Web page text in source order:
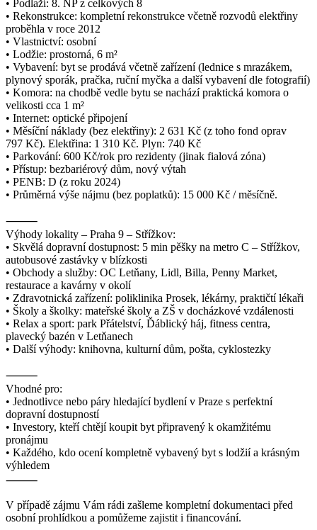
• Podlaží: 8. NP z celkových 8
• Rekonstrukce: kompletní rekonstrukce včetně rozvodů elektřiny
proběhla v roce 2012
• Vlastnictví: osobní
• Lodžie: prostorná, 6 m²
• Vybavení: byt se prodává včetně zařízení (lednice s mrazákem,
plynový sporák, pračka, ruční myčka a další vybavení dle fotografií)
• Komora: na chodbě vedle bytu se nachází praktická komora o
velikosti cca 1 m²
• Internet: optické připojení
• Měsíční náklady (bez elektřiny): 2 631 Kč (z toho fond oprav
797 Kč). Elektřina: 1 310 Kč. Plyn: 740 Kč
• Parkování: 600 Kč/rok pro rezidenty (jinak fialová zóna)
• Přístup: bezbariérový dům, nový výtah
• PENB: D (z roku 2024)
• Průměrná výše nájmu (bez poplatků): 15 000 Kč / měsíčně.
⸻
Výhody lokality – Praha 9 – Střížkov:
• Skvělá dopravní dostupnost: 5 min pěšky na metro C – Střížkov,
autobusové zastávky v blízkosti
• Obchody a služby: OC Letňany, Lidl, Billa, Penny Market,
restaurace a kavárny v okolí
• Zdravotnická zařízení: poliklinika Prosek, lékárny, praktičtí lékaři
• Školy a školky: mateřské školy a ZŠ v docházkové vzdálenosti
• Relax a sport: park Přátelství, Ďáblický háj, fitness centra,
plavecký bazén v Letňanech
• Další výhody: knihovna, kulturní dům, pošta, cyklostezky
⸻
Vhodné pro:
• Jednotlivce nebo páry hledající bydlení v Praze s perfektní
dopravní dostupností
• Investory, kteří chtějí koupit byt připravený k okamžitému
pronájmu
• Každého, kdo ocení kompletně vybavený byt s lodžií a krásným
výhledem
⸻
V případě zájmu Vám rádi zašleme kompletní dokumentaci před
osobní prohlídkou a pomůžeme zajistit i financování.